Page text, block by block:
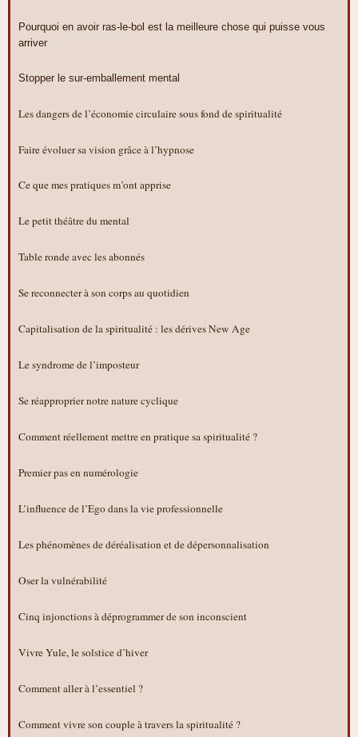
Pourquoi en avoir ras-le-bol est la meilleure chose qui puisse vous
arriver
Stopper le sur-emballement mental
Les dangers de l’économie circulaire sous fond de spiritualité
Faire évoluer sa vision grâce à l’hypnose
Ce que mes pratiques m’ont apprise
Le petit théâtre du mental
Table ronde avec les abonnés
Se reconnecter à son corps au quotidien
Capitalisation de la spiritualité : les dérives New Age
Le syndrome de l’imposteur
Se réapproprier notre nature cyclique
Comment réellement mettre en pratique sa spiritualité ?
Premier pas en numérologie
L’influence de l’Ego dans la vie professionnelle
Les phénomènes de déréalisation et de dépersonnalisation
Oser la vulnérabilité
Cinq injonctions à déprogrammer de son inconscient
Vivre Yule, le solstice d’hiver
Comment aller à l’essentiel ?
Comment vivre son couple à travers la spiritualité ?